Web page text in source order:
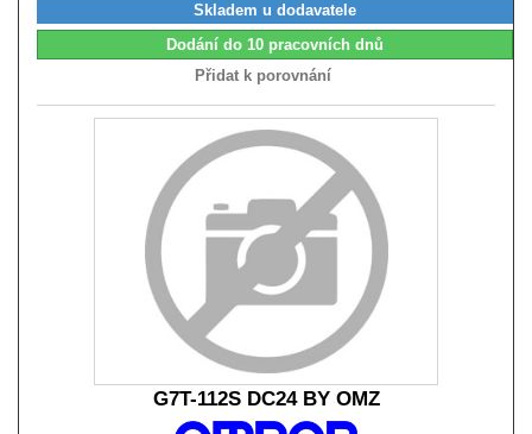
Skladem u dodavatele
Dodání do 10 pracovních dnů
Přidat k porovnání
G7T-112S DC24 BY OMZ